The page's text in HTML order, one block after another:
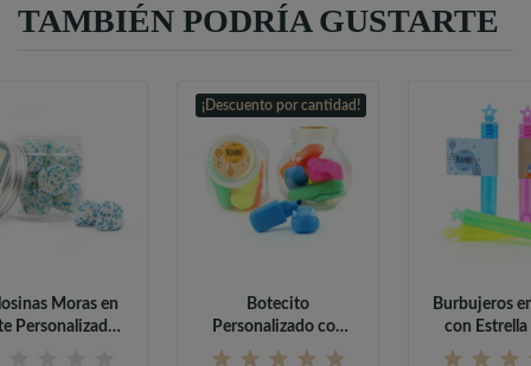
TAMBIÉN PODRÍA GUSTARTE
Moras en
Personalizado
¡Descuento por cantidad!
Botecito
Personalizado con
Rotuladores para...
Burbujeros
con Estrella